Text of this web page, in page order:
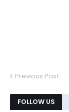
Previous Post
FOLLOW US